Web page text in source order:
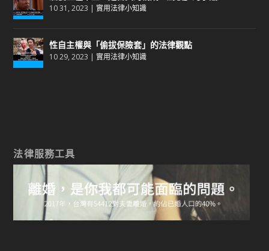
10 31, 2023 |實用法律小知識
性自主權與「偷拔保險套」的法律觀點
10 29, 2023 |實用法律小知識
法律服務工具